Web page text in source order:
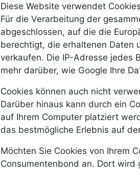
Diese Website verwendet
Für die Verarbeitung der
abgeschlossen, auf die die
berechtigt, die erhaltenen Daten
verkaufen. Die IP-Adresse jedes
mehr darüber, wie Google Ihre
Cookies können auch nicht
Darüber hinaus kann durch ein
auf Ihrem Computer platziert
das bestmögliche Erlebnis auf
Möchten Sie Cookies von Ihrem
Consumentenbond an. Dort wird